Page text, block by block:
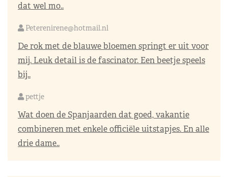
dat wel mo..
Peterenirene@hotmail.nl
De rok met de blauwe bloemen springt er uit voor
mij. Leuk detail is de fascinator. Een beetje speels
bij..
pettje
Wat doen de Spanjaarden dat goed, vakantie
combineren met enkele officiële uitstapjes. En alle
drie dame..